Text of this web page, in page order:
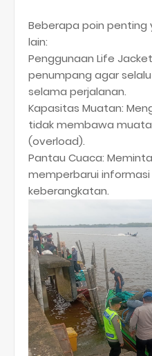
Beberapa poin penting
lain:
​Penggunaan Life
penumpang agar
selama perjalanan.
​Kapasitas Muatan:
tidak membawa
(overload).
​Pantau Cuaca:
memperbarui
keberangkatan.